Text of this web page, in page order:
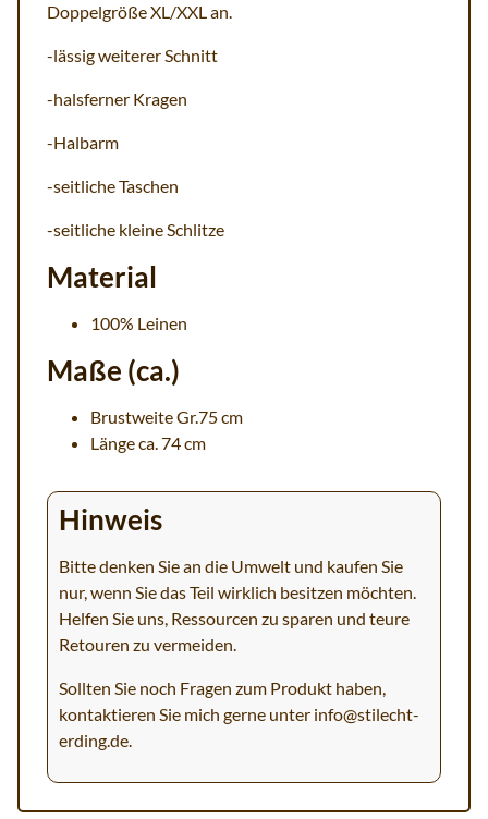
Doppelgröße XL/XXL an.
-lässig weiterer Schnitt
-halsferner Kragen
-Halbarm
-seitliche Taschen
-seitliche kleine Schlitze
Material
100% Leinen
Maße (ca.)
Brustweite Gr.75 cm
Länge ca. 74 cm
Hinweis
Bitte denken Sie an die Umwelt und kaufen Sie
nur, wenn Sie das Teil wirklich besitzen möchten.
Helfen Sie uns, Ressourcen zu sparen und teure
Retouren zu vermeiden.
Sollten Sie noch Fragen zum Produkt haben,
kontaktieren Sie mich gerne unter info@stilecht-
erding.de.